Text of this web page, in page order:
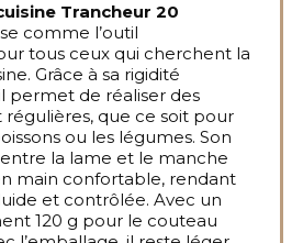
Trancheur 20
comme l’outil
tous ceux qui cherchent la
Grâce à sa rigidité
permet de réaliser des
régulières, que ce soit pour
ou les légumes. Son
la lame et le manche
main confortable, rendant
et contrôlée. Avec un
120 g pour le couteau